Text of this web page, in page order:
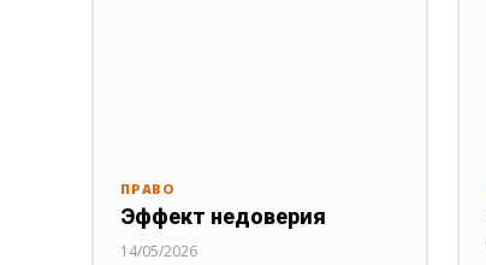
ПРАВО
Эффект недоверия
14/05/2026